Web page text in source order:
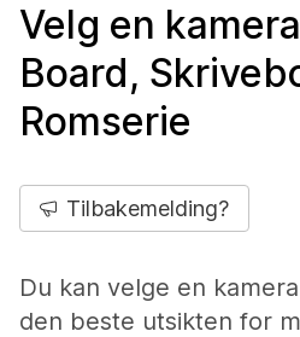
Velg en
Board,
Romserie
Tilbakemelding?
Du kan velge en
den beste utsikten for